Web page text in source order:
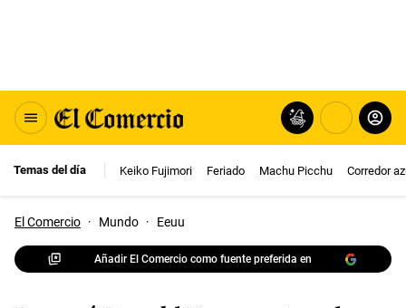
Temas del día Keiko Fujimori Feriado Machu Picchu Corredor
El Comercio · Mundo · Eeuu
Añadir El Comercio como fuente preferida en